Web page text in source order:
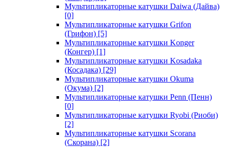
Мультипликаторные катушки Daiwa (Дайва)
[0]
Мультипликаторные катушки Grifon
(Грифон) [5]
Мультипликаторные катушки Konger
(Конгер) [1]
Мультипликаторные катушки Kosadaka
(Косадака) [29]
Мультипликаторные катушки Okuma
(Окума) [2]
Мультипликаторные катушки Penn (Пенн)
[0]
Мультипликаторные катушки Ryobi (Риоби)
[2]
Мультипликаторные катушки Scorana
(Скорана) [2]